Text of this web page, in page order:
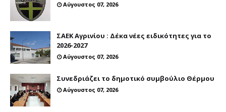
Αύγουστος 07, 2026
ΣΑΕΚ Αγρινίου : Δέκα νέες ειδικότητες για το
2026-2027
Αύγουστος 07, 2026
Συνεδριάζει το δημοτικό συμβούλιο Θέρμου
Αύγουστος 07, 2026